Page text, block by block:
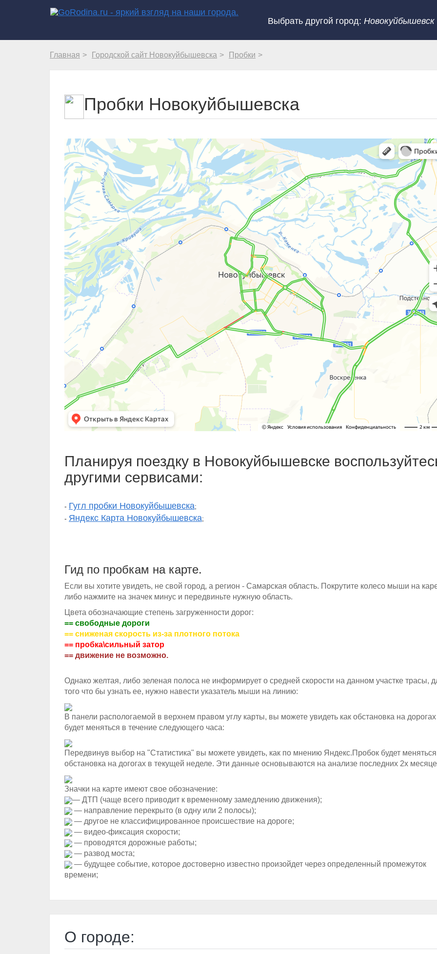
Выбрать другой город: Новокуйбышевск
Главная Городской сайт Новокуйбышевска Пробки
Пробки Новокуйбышевска
Планируя поездку в Новокуйбышевске
другими сервисами:
- Гугл пробки Новокуйбышевска;
- Яндекс Карта Новокуйбышевска;
Гид по пробкам на карте.
Если вы хотите увидеть, не свой город, а регион - Самарская область. Покрутите колесо мыши на
либо нажмите на значек минус и передвиньте нужную область.
Цвета обозначающие степень загруженности дорог:
== свободные дороги
== сниженая скорость из-за плотного потока
== пробка\сильный затор
== движение не возможно.
Однако желтая, либо зеленая полоса не информирует о средней скорости на данном участке трасы,
того что бы узнать ее, нужно навести указатель мыши на линию:
В панели распологаемой в верхнем правом углу карты, вы можете увидеть как обстановка на дорогах
будет меняться в течение следующего часа:
Передвинув выбор на "Статистика" вы можете увидеть, как по мнению Яндекс.Пробок будет меняться
обстановка на догогах в текущей неделе. Эти данные основываются на анализе последних 2х
Значки на карте имеют свое обозначение:
— ДТП (чаще всего приводит к временному замедлению движения);
— направление перекрыто (в одну или 2 полосы);
— другое не классифицированное происшествие на дороге;
— видео-фиксация скорости;
— проводятся дорожные работы;
— развод моста;
— будущее событие, которое достоверно известно произойдет через определенный промежуток
времени;
О городе: